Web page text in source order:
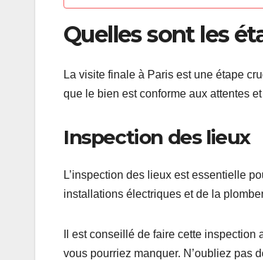
Quelles sont les
La visite finale à Paris est une étape
que le bien est conforme aux attentes
Inspection des lieux
L’inspection des lieux est essentielle
installations électriques et de la
Il est conseillé de faire cette
vous pourriez manquer. N’oubliez pas